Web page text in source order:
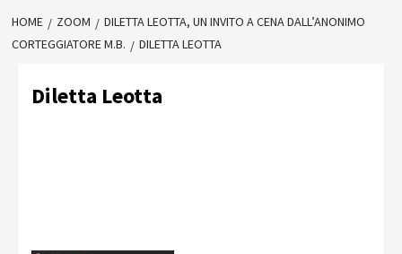
HOME ZOOM
DILETTA LEOTTA, UN INVITO A CENA DALL’ANONIMO
CORTEGGIATORE M.B.
DILETTA LEOTTA
Diletta Leotta